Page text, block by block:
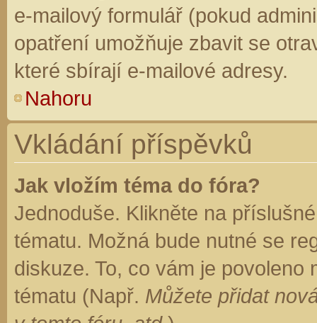
e-mailový formulář (pokud
opatření umožňuje zbavit se
které sbírají e-mailové adresy.
Nahoru
Vkládání příspěvků
Jak vložím téma do fóra?
Jednoduše. Klikněte na
tématu. Možná bude nutné se
diskuze. To, co vám je
tématu (Např. Můžete přidat